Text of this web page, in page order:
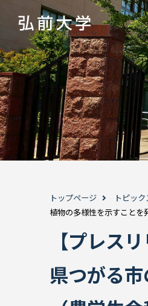
トップページ トピック
植物の多様性を示すことを
【プレス
県つがる